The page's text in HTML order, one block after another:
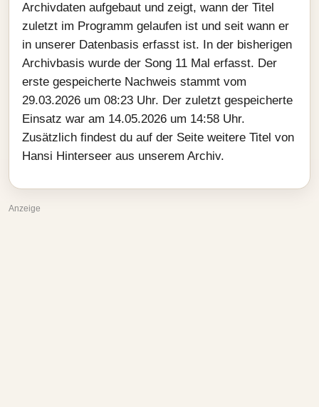
Archivdaten aufgebaut und zeigt, wann der Titel
zuletzt im Programm gelaufen ist und seit wann er
in unserer Datenbasis erfasst ist. In der bisherigen
Archivbasis wurde der Song 11 Mal erfasst. Der
erste gespeicherte Nachweis stammt vom
29.03.2026 um 08:23 Uhr. Der zuletzt gespeicherte
Einsatz war am 14.05.2026 um 14:58 Uhr.
Zusätzlich findest du auf der Seite weitere Titel von
Hansi Hinterseer aus unserem Archiv.
Anzeige